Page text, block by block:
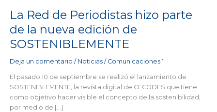
La Red de Periodistas hizo parte
de la nueva edición de
SOSTENIBLEMENTE
Deja un comentario / Noticias/ Comunicaciones 1
El pasado 10 de septiembre se realizó el lanzamiento de
SOSTENIBLEMENTE, la revista digital de CECODES que tiene
como objetivo hacer visible el concepto de la sostenibilidad,
por medio de […]
edición
de
SOSTENIBLEMENTE